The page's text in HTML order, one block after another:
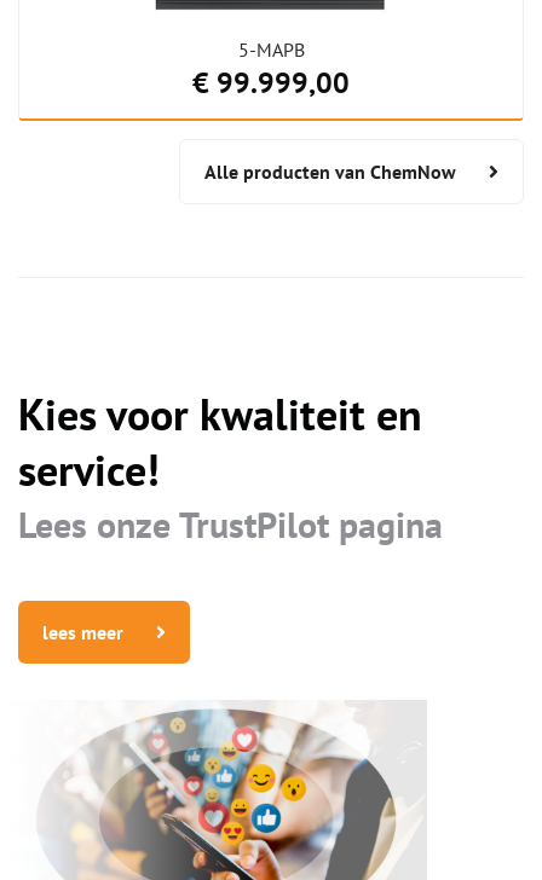
5-MAPB
€ 99.999,00
Alle producten van ChemNow
Kies voor kwaliteit en
service!
Lees onze TrustPilot pagina
lees meer